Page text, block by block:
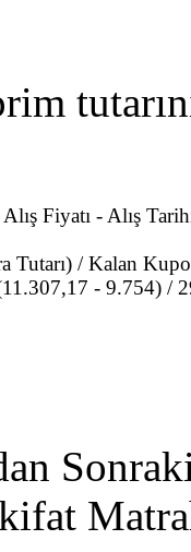
Fiyatı - Alış
Tutarı) / Kalan
- 9.754) /